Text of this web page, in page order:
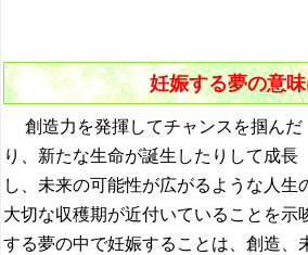
『な行』の夢
・・・
庭の夢の夢占い
ニワトリの夢の夢占い
人魚の夢の夢占い
妊娠する夢の意
創造力を発揮してチャンスを掴んだ
り、新たな生命が誕生したりして成長
し、未来の可能性が広がるような人生
大切な収穫期が近付いていることを示
する夢の中で妊娠することは、創造、